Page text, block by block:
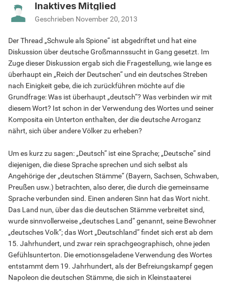
Inaktives Mitglied
Geschrieben November 20, 2013
Der Thread „Schwule als Spione“ ist abgedriftet und hat eine
Diskussion über deutsche Großmannssucht in Gang gesetzt. Im
Zuge dieser Diskussion ergab sich die Fragestellung, wie lange es
überhaupt ein „Reich der Deutschen“ und ein deutsches Streben
nach Einigkeit gebe, die ich zurückführen möchte auf die
Grundfrage: Was ist überhaupt „deutsch“? Was verbinden wir mit
diesem Wort? Ist schon in der Verwendung des Wortes und seiner
Komposita ein Unterton enthalten, der die deutsche Arroganz
nährt, sich über andere Völker zu erheben?
Um es kurz zu sagen: „Deutsch“ ist eine Sprache; „Deutsche“ sind
diejenigen, die diese Sprache sprechen und sich selbst als
Angehörige der „deutschen Stämme“ (Bayern, Sachsen, Schwaben,
Preußen usw.) betrachten, also derer, die durch die gemeinsame
Sprache verbunden sind. Einen anderen Sinn hat das Wort nicht.
Das Land nun, über das die deutschen Stämme verbreitet sind,
wurde sinnvollerweise „deutsches Land“ genannt, seine Bewohner
„deutsches Volk“; das Wort „Deutschland“ findet sich erst ab dem
15. Jahrhundert, und zwar rein sprachgeographisch, ohne jeden
Gefühlsunterton. Die emotionsgeladene Verwendung des Wortes
entstammt dem 19. Jahrhundert, als der Befreiungskampf gegen
Napoleon die deutschen Stämme, die sich in Kleinstaaterei